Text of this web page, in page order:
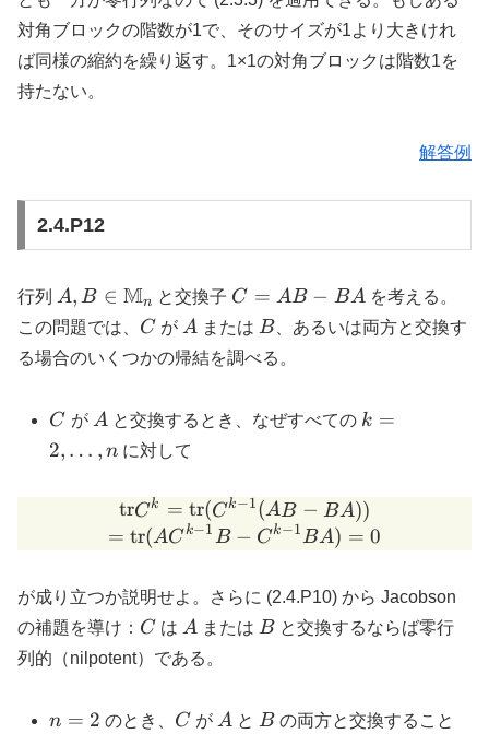
対角ブロックの階数が1で、そのサイズが1より大きけれ
ば同様の縮約を繰り返す。1×1の対角ブロックは階数1を
持たない。
解答例
2.4.P12
行列
A, B \in
\mathbb{M}_n
A, B ∈ Mn と交換子 C
=
AB
-
C = AB − BA を考える。
この問題では、 C
C が A
A または B
B 、あるいは両方と交換す
る場合のいくつかの帰結を調べる。
C
C が A
A と交換するとき、なぜすべての k = 2,
k =
2, … , nに対して
\mathrm{tr} C^k =
trCk = tr(Ck−1(AB − BA))
= tr(ACk−1B − Ck−1BA) = 0
が成り立つか説明せよ。さらに (2.4.P10) から Jacobson
の補題を導け： C
C は A
A または B
B と交換するならば零行
列的（nilpotent）である。
n=2
n = 2 のとき、 C
C が A
A と B
B の両方と交換すること